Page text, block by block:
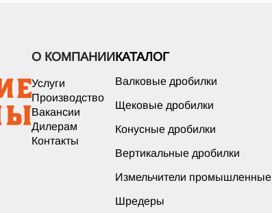
О КОМПАНИИ
Услуги
Производство
Вакансии
Дилерам
Контакты
КАТАЛОГ
Валковые дробилки
Щековые дробилки
Конусные дробилки
Вертикальные дробилки
Измельчители промышленные
Шредеры